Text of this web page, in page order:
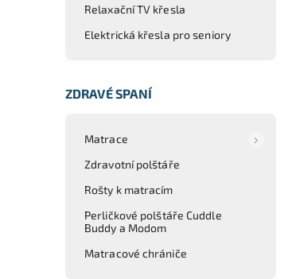
Relaxační TV křesla
Elektrická křesla pro seniory
ZDRAVÉ SPANÍ
Matrace
Zdravotní polštáře
Rošty k matracím
Perličkové polštáře Cuddle
Buddy a Modom
Matracové chrániče